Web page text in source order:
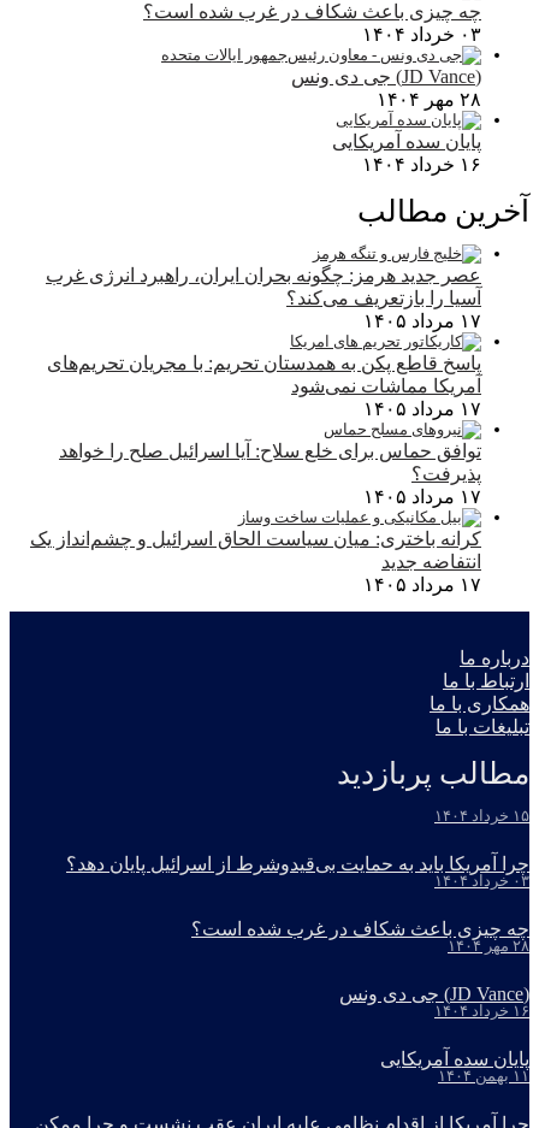
چه چیزی باعث شکاف در غرب شده است؟
۰۳ خرداد ۱۴۰۴
(JD Vance) جی دی ونس
۲۸ مهر ۱۴۰۴
پایان سده آمریکایی
۱۶ خرداد ۱۴۰۴
آخرین مطالب
عصر جدید هرمز: چگونه بحران ایران، راهبرد انرژی غرب
آسیا را بازتعریف می‌کند؟
۱۷ مرداد ۱۴۰۵
پاسخ قاطع پکن به همدستان تحریم: با مجریان تحریم‌های
آمریکا مماشات نمی‌شود
۱۷ مرداد ۱۴۰۵
توافق حماس برای خلع سلاح: آیا اسرائیل صلح را خواهد
پذیرفت؟
۱۷ مرداد ۱۴۰۵
کرانه باختری: میان سیاست الحاق اسرائیل و چشم‌انداز یک
انتفاضه جدید
۱۷ مرداد ۱۴۰۵
درباره ما
ارتباط با ما
همکاری با ما
تبلیغات با ما
مطالب پربازدید
۱۵ خرداد ۱۴۰۴
چرا آمریکا باید به حمایت بی‌قیدوشرط از اسرائیل پایان دهد؟
۰۳ خرداد ۱۴۰۴
چه چیزی باعث شکاف در غرب شده است؟
۲۸ مهر ۱۴۰۴
(JD Vance) جی دی ونس
۱۶ خرداد ۱۴۰۴
پایان سده آمریکایی
۱۱ بهمن ۱۴۰۴